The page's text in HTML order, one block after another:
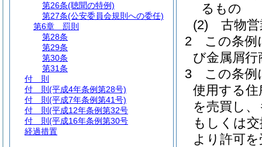
るもの
(2)
古物
2
この条例
び金属屑
3
この条例
使用する
を売買し
もしくは
より許可
第26条(聴聞の特例)
第27条(公安委員会規則への委任)
第6章
罰則
第28条
第29条
第30条
第31条
付 則
付 則 (平成4年条例第28号)
付 則 (平成7年条例第41号)
付 則 (平成12年条例第32号
付 則 (平成16年条例第30号
経過措置